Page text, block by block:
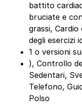
battito
bruciate e
grassi,
degli esercizi
1 o versioni
), Controllo
Sedentari,
Telefono,
Polso